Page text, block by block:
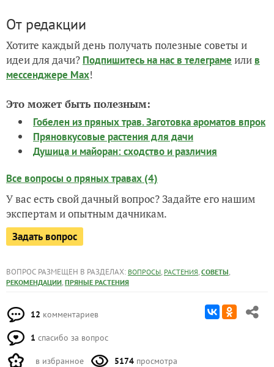
От редакции
Хотите каждый день получать полезные советы и
идеи для дачи? Подпишитесь на нас в телеграме или в
мессенджере Max!
Это может быть полезным:
Гобелен из пряных трав. Заготовка ароматов впрок
Пряновкусовые растения для дачи
Душица и майоран: сходство и различия
Все вопросы о пряных травах (4)
У вас есть свой дачный вопрос? Задайте его нашим
экспертам и опытным дачникам.
Задать вопрос
ВОПРОС РАЗМЕЩЕН В РАЗДЕЛАХ: ВОПРОСЫ, РАСТЕНИЯ, СОВЕТЫ,
РЕКОМЕНДАЦИИ, ПРЯНЫЕ РАСТЕНИЯ
12 комментариев
1 спасибо за вопрос
в избранное 5174 просмотра